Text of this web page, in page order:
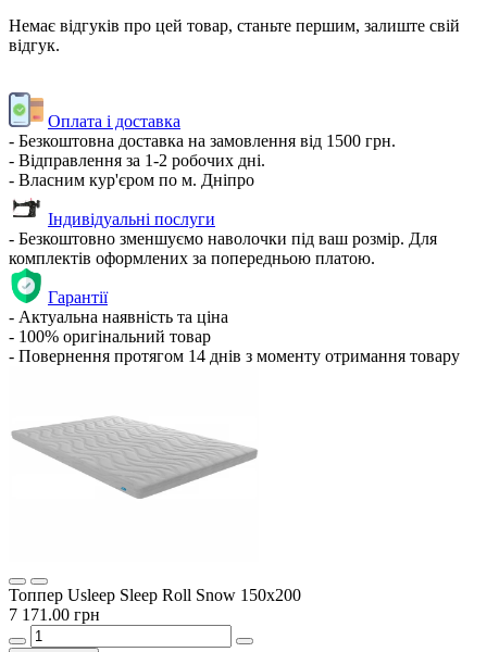
Немає відгуків про цей товар, станьте першим, залиште свій
відгук.
Оплата і доставка
- Безкоштовна доставка на замовлення від 1500 грн.
- Відправлення за 1-2 робочих дні.
- Власним кур'єром по м. Дніпро
Індивідуальні послуги
- Безкоштовно зменшуємо наволочки під ваш розмір. Для
комплектів оформлених за попередньою платою.
Гарантії
- Актуальна наявність та ціна
- 100% оригінальний товар
- Повернення протягом 14 днів з моменту отримання товару
Топпер Usleep Sleep Roll Snow 150х200
7 171.00 грн